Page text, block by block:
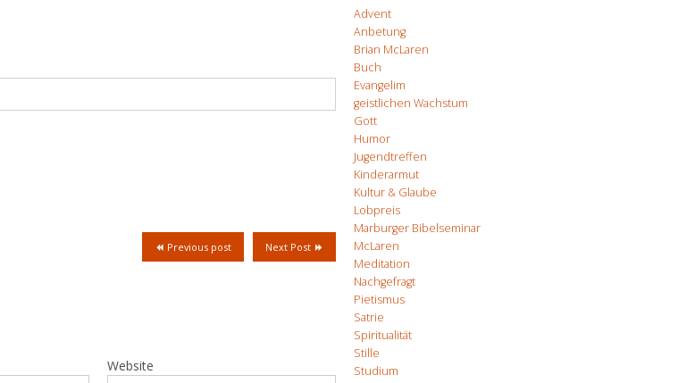
Next Post
Previous post
Website
Advent
Anbetung
Brian McLaren
Buch
Evangelim
geistlichen Wachstum
Gott
Humor
Jugendtreffen
Kinderarmut
Kultur & Glaube
Lobpreis
Marburger Bibelseminar
McLaren
Meditation
Nachgefragt
Pietismus
Satrie
Spiritualität
Stille
Studium